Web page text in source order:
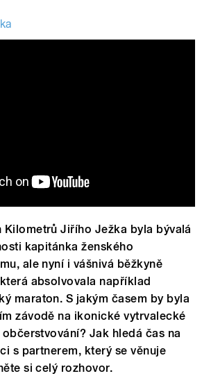
Kilometrů Jiřího Ježka byla bývalá
kapitánka ženského
ale nyní i vášnivá běžkyně
absolvovala například
maraton. S jakým časem by byla
závodě na ikonické vytrvalecké
Jak hledá čas na
s partnerem, který se věnuje
si celý rozhovor.